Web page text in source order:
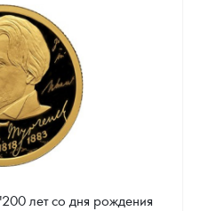
лет со дня рождения